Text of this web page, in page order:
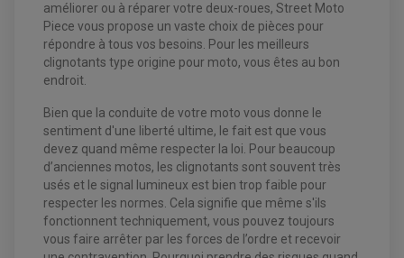
EQUIPEMENT ELECTRIQUE QUAD / SSV
ACCESSOIRES ELECTRIQUE QUAD / SSV
COMPTEUR QUAD / SSV
CONTACTEUR A CLÉ QUAD
DÉMARREUR
ECLAIRAGE LED / HALOGÈNE
STATOR ET REDRESSEUR / REGULATEUR
VENTILATEUR DE RADIATEUR
EQUIPEMENT FREINAGE QUAD / SSV
DISQUE DE FREIN QUAD / SSV
PNEUMATIQUE
améliorer ou à réparer votre deux-roues, Street Moto
Piece vous propose un vaste choix de pièces pour
répondre à tous vos besoins. Pour les meilleurs
clignotants type origine pour moto, vous êtes au bon
endroit.
Bien que la conduite de votre moto vous donne le
sentiment d'une liberté ultime, le fait est que vous
devez quand même respecter la loi. Pour beaucoup
d’anciennes motos, les clignotants sont souvent très
usés et le signal lumineux est bien trop faible pour
respecter les normes. Cela signifie que même s'ils
fonctionnent techniquement, vous pouvez toujours
vous faire arrêter par les forces de l’ordre et recevoir